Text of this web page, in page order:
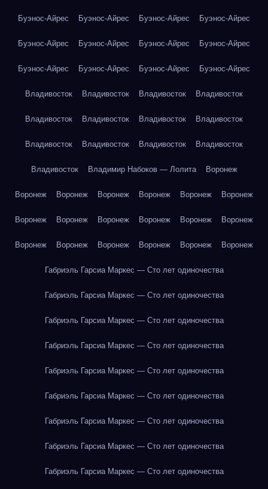
Буэнос-Айрес Буэнос-Айрес Буэнос-Айрес Буэнос-Айрес
Буэнос-Айрес Буэнос-Айрес Буэнос-Айрес Буэнос-Айрес
Буэнос-Айрес Буэнос-Айрес Буэнос-Айрес Буэнос-Айрес
Владивосток Владивосток Владивосток Владивосток
Владивосток Владивосток Владивосток Владивосток
Владивосток Владивосток Владивосток Владивосток
Владивосток Владимир Набоков — Лолита Воронеж
Воронеж Воронеж Воронеж Воронеж Воронеж Воронеж
Воронеж Воронеж Воронеж Воронеж Воронеж Воронеж
Воронеж Воронеж Воронеж Воронеж Воронеж Воронеж
Габриэль Гарсиа Маркес — Сто лет одиночества
Габриэль Гарсиа Маркес — Сто лет одиночества
Габриэль Гарсиа Маркес — Сто лет одиночества
Габриэль Гарсиа Маркес — Сто лет одиночества
Габриэль Гарсиа Маркес — Сто лет одиночества
Габриэль Гарсиа Маркес — Сто лет одиночества
Габриэль Гарсиа Маркес — Сто лет одиночества
Габриэль Гарсиа Маркес — Сто лет одиночества
Габриэль Гарсиа Маркес — Сто лет одиночества